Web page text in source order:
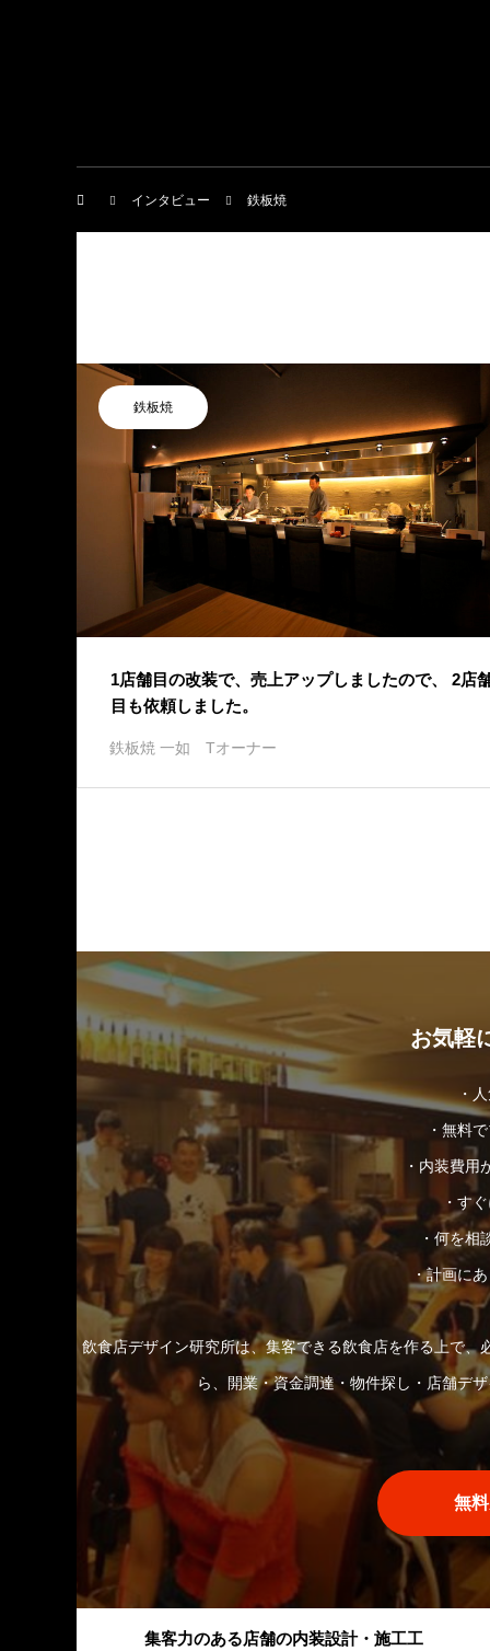
インタビュー 鉄板焼
鉄板焼
1店舗目の改装で、売上アップしましたので、 2店
目も依頼しました。
鉄板焼 一如 Tオーナー
お気軽
・
・無料
・内装費用
・す
・何を相
・計画に
飲食店デザイン研究所は、集客できる飲食店を作る上で
ら、開業・資金調達・物件探し・店舗デ
無
集客力のある店舗の内装設計・施工工